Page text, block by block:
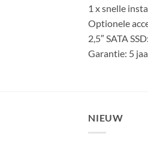
1 x snelle
Optionele
2,5″ SATA
Garantie: 5
NIEUW